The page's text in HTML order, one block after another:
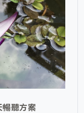
暢聽方案